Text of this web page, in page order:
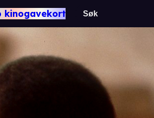
kinogavekort